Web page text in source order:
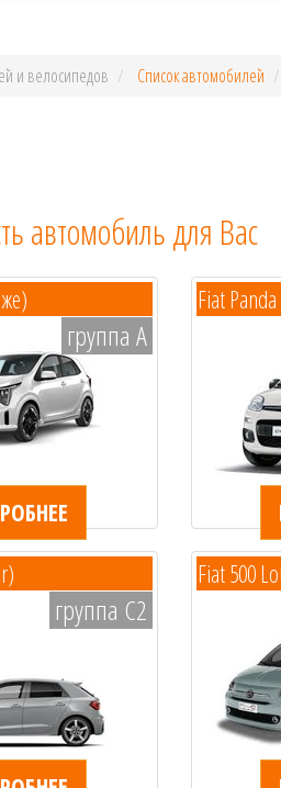
и велосипедов Список автомобилей
автомобиль для Вас
группа A
Fiat
группа C2
Fiat 500